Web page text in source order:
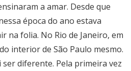
a amar. Desde que
época do ano estava
na folia. No Rio de Janeiro, em
interior de São Paulo mesmo.
ser diferente. Pela primeira vez